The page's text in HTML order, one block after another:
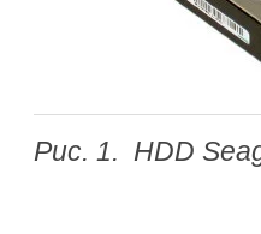
Рис. 1. HDD